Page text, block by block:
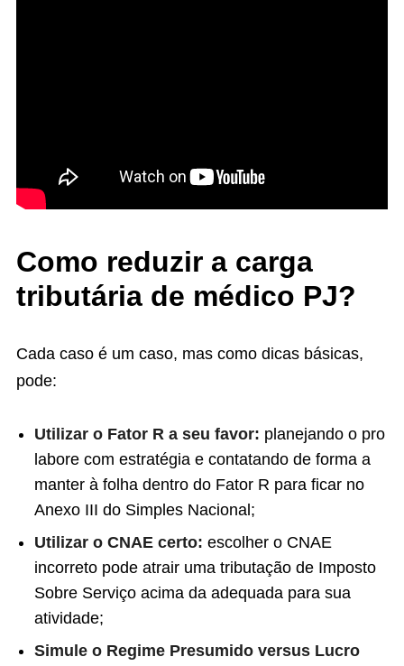
Como reduzir a carga
tributária de médico PJ?
Cada caso é um caso, mas como dicas básicas,
pode:
Utilizar o Fator R a seu favor: planejando o pro
labore com estratégia e contatando de forma a
manter à folha dentro do Fator R para ficar no
Anexo III do Simples Nacional;
Utilizar o CNAE certo: escolher o CNAE
incorreto pode atrair uma tributação de Imposto
Sobre Serviço acima da adequada para sua
atividade;
Simule o Regime Presumido versus Lucro